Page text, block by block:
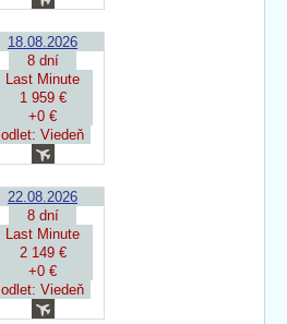
18.08.2026
8 dní
Last Minute
1 959 €
+0 €
odlet: Viedeň
22.08.2026
8 dní
Last Minute
2 149 €
+0 €
odlet: Viedeň